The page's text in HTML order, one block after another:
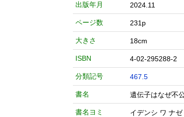
出版年月 2024.11
ページ数 231p
大きさ 18cm
ISBN 4-02-295288-2
分類記号 467.5
書名 遺伝子はなぜ
書名ヨミ イデンシ ワ ナ